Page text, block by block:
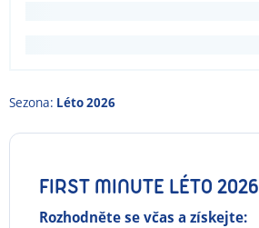
Sezona: Léto 2026
FIRST MINUTE LÉTO 2026
Rozhodněte se včas a získejte: